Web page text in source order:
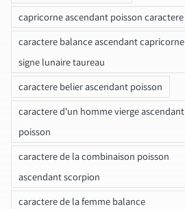
capricorne ascendant poisson caractere
caractere balance ascendant capricorne
signe lunaire taureau
caractere belier ascendant poisson
caractere d'un homme vierge ascendant
poisson
caractere de la combinaison poisson
ascendant scorpion
caractere de la femme balance